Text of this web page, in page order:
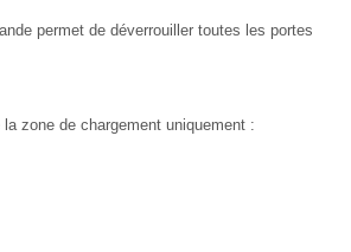
permet de déverrouiller toutes les portes
zone de chargement uniquement :